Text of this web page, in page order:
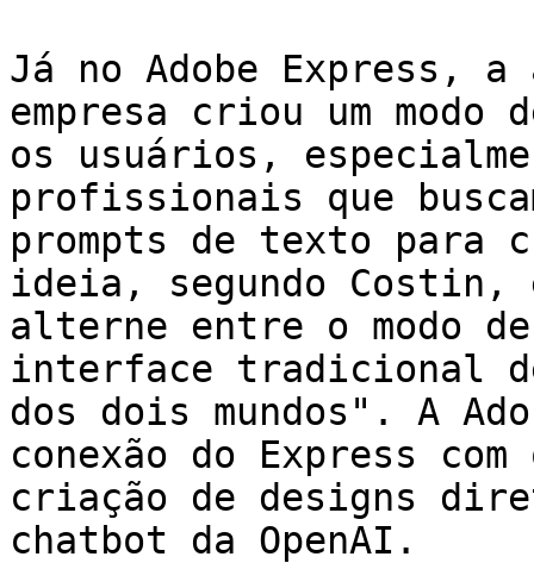
Já no Adobe Express,
empresa criou um
os usuários,
profissionais que
prompts de texto para
ideia, segundo
alterne entre o modo
interface tradicional
dos dois mundos". A
conexão do Express
criação de designs
chatbot da OpenAI.